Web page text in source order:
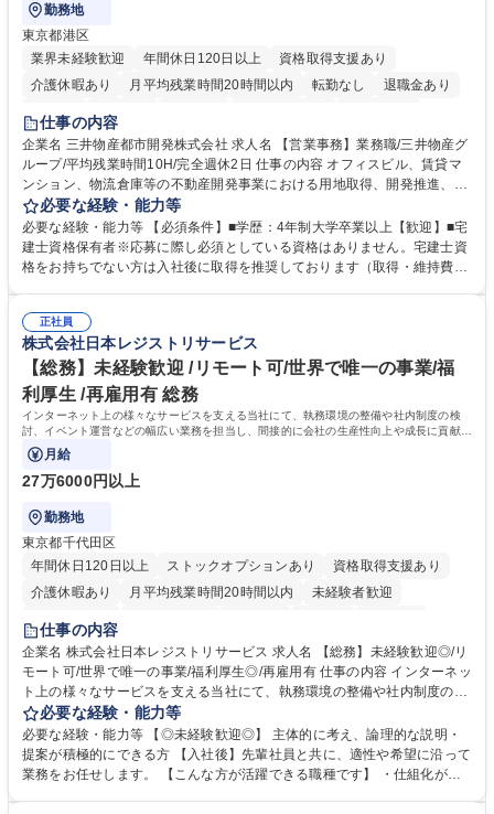
勤務地
東京都港区
業界未経験歓迎
年間休日120日以上
資格取得支援あり
介護休暇あり
月平均残業時間20時間以内 転勤なし
退職金あり
在宅OK
賞与あり
駅近5分以内
土日祝休み 寮・社宅あり
仕事の内容
企業名 三井物産都市開発株式会社 求人名 【営業事務】業務職/三井物産グ
ループ/平均残業時間10H/完全週休2日 仕事の内容 オフィスビル、賃貸マ
ンション、物流倉庫等の不動産開発事業における用地取得、開発推進、賃
貸運営、売却、仲介・活用提案等を行う営業部門において事務業務を担当
いただきます。 【詳細】・契約書管理、契約書製本、捺印対応、ファイリ
ング、登記簿取得、調書取得・支払業務（各種費用支払、支払管理、請
求・支払データ登録、取引先マスター申請対応）・予算作成及び予実管
の他に担当頂く業務が発生する場合があります。 募集職種 【営業事務】
業務職/三井物産グループ/平均残業時間10H/完全週休2日
必要な経験・能力等
必要な経験・能力等 【必須条件】■学歴：4年制大学卒業以上【歓迎】■宅
建士資格保有者※応募に際し必須としている資格はありません。宅建士資
格をお持ちでない方は入社後に取得を推奨しております（取得・維持費用
ション力がある方。 ・チャレンジを厭わず、粘り強く業務に取り組める
方。多様な関係者と謙虚に信頼関係を構築でき、期限を意識したスケジュ
ール管理が出来る方。※将来的に他部署（営業部門、コーポレート部門）
へのジョブローテーションの可能性があります。 学歴・資格 学歴：大学
院 大学 語学力： 資格：宅地建物取引士
正社員
株式会社日本レジストリサービス
【総務】未経験歓迎 /リモート可/世界で唯一の事業/福
利厚生 /再雇用有 総務
インターネット上の様々なサービスを支える当社にて、執務環境の整備や社内制度の検
討、イベント運営などの幅広い業務を担当し、間接的に会社の生産性向上や成長に貢献し
ている部署です。
月給
27万6000円以上
勤務地
東京都千代田区
年間休日120日以上
ストックオプションあり
資格取得支援あり
介護休暇あり
月平均残業時間20時間以内
未経験者歓迎
住宅手当あり
完全週休2日制
交通費支給 駅近5分以内 土日祝休み 服装自由
仕事の内容
企業名 株式会社日本レジストリサービス 求人名 【総務】未経験歓迎◎/リ
モート可/世界で唯一の事業/福利厚生◎/再雇用有 仕事の内容 インターネッ
ト上の様々なサービスを支える当社にて、執務環境の整備や社内制度の検
討、イベント運営などの幅広い業務を担当し、間接的に会社の生産性向上
や成長に貢献している部署です。 会社の全メンバーが安心して長く成果を
発揮できる環境を整えるために、毎日のメンテナンスや維持管理に加え、
新たな施策検討を積極的に行っていただき、会社全体を巻き込み課題解決
必要な経験・能力等
必要な経験・能力等 【◎未経験歓迎◎】 主体的に考え、論理的な説明・
提案が積極的にできる方 【入社後】先輩社員と共に、適性や希望に沿って
業務をお任せします。 【こんな方が活躍できる職種です】 ・仕組化が好